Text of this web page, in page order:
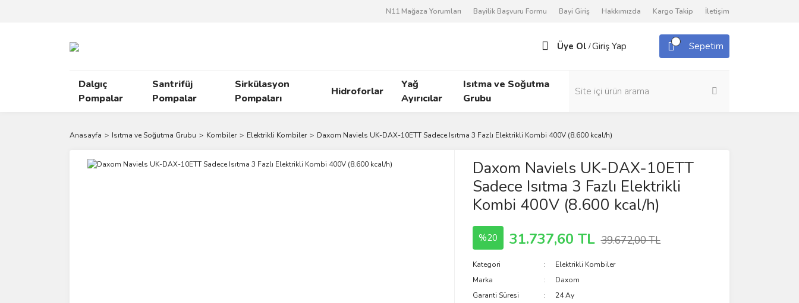
N11 Mağaza Yorumları Bayilik Başvuru Formu Bayi Giriş Hakkımızda Kargo Takip İletişim
Üye Ol /Giriş Yap Sepetim
Dalgıç
Pompalar
Santrifüj
Pompalar
Sirkülasyon
Pompaları
Hidroforlar
Yağ
Ayırıcılar
Isıtma ve Soğutma
Grubu
Anasayfa Isıtma ve Soğutma Grubu Kombiler Elektrikli Kombiler Daxom Naviels UK-DAX-10ETT Sadece Isıtma 3 Fazlı Elektrikli Kombi 400V (8.600 kcal/h)
Daxom Naviels UK-DAX-10ETT
Sadece Isıtma 3 Fazlı Elektrikli
Kombi 400V (8.600 kcal/h)
%20 31.737,60 TL 39.672,00 TL
Kategori
Elektrikli Kombiler
Marka
Daxom
Garanti Süresi
24 Ay